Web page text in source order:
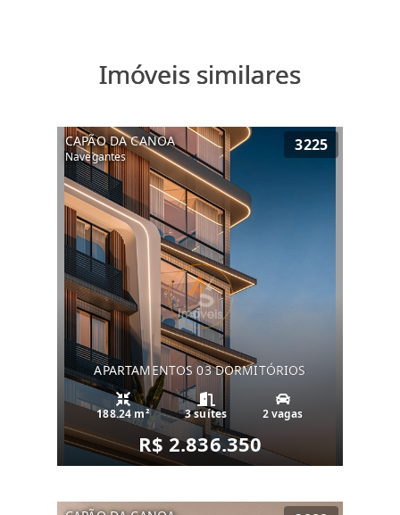
Imóveis similares
CAPÃO DA CANOA
Navegantes
3225
APARTAMENTOS 03 DORMITÓRIOS
188.24 m² 3 suítes 2 vagas
R$ 2.836.350